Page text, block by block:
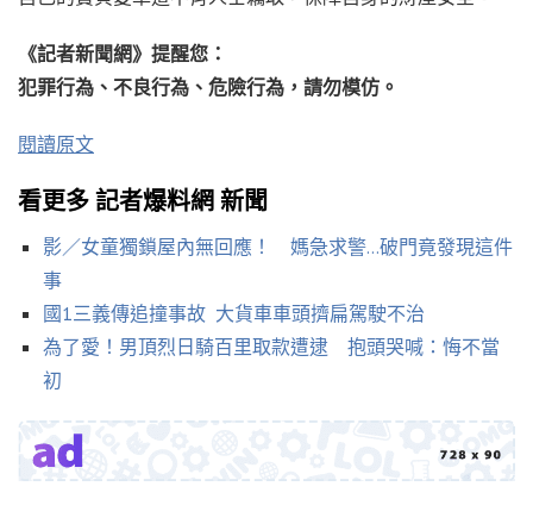
《記者新聞網》提醒您：
犯罪行為、不良行為、危險行為，請勿模仿。
閱讀原文
看更多 記者爆料網 新聞
影／女童獨鎖屋內無回應！ 媽急求警…破門竟發現這件
事
國1三義傳追撞事故 大貨車車頭擠扁駕駛不治
為了愛！男頂烈日騎百里取款遭逮 抱頭哭喊：悔不當
初